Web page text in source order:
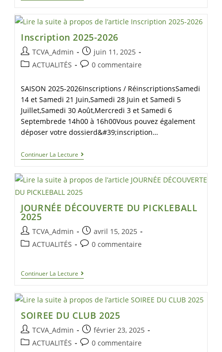
Inscription 2025-2026
TCVA_Admin
juin 11, 2025
ACTUALITÉS
0 commentaire
SAISON 2025-2026Inscriptions / RéinscriptionsSamedi
14 et Samedi 21 Juin,Samedi 28 Juin et Samedi 5
Juillet,Samedi 30 Août,Mercredi 3 et Samedi 6
Septembrede 14h00 à 16h00Vous pouvez également
déposer votre dossierd&#39;inscription…
Continuer La Lecture
JOURNÉE DÉCOUVERTE DU PICKLEBALL
2025
TCVA_Admin
avril 15, 2025
ACTUALITÉS
0 commentaire
Continuer La Lecture
SOIREE DU CLUB 2025
TCVA_Admin
février 23, 2025
ACTUALITÉS
0 commentaire